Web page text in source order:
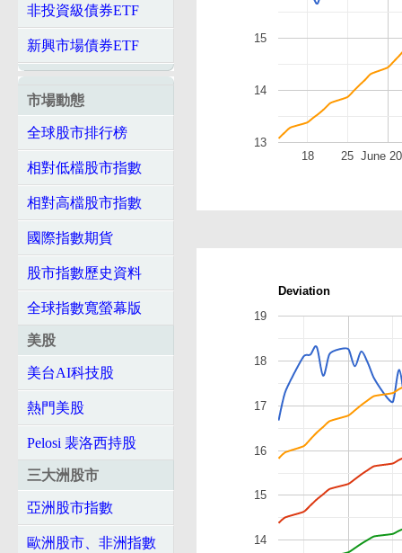
非投資級債券ETF
新興市場債券ETF
市場動態
全球股市排行榜
相對低檔股市指數
相對高檔股市指數
國際指數期貨
股市指數歷史資料
全球指數寬螢幕版
美股
美台AI科技股
熱門美股
Pelosi 裴洛西持股
三大洲股市
亞洲股市指數
歐洲股市、非洲指數
June
18 25
13
14
15
Deviation
14
15
16
17
18
19